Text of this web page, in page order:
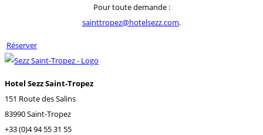
Pour toute demande :
sainttropez@hotelsezz.com.
Réserver
Hotel Sezz Saint-Tropez
151 Route des Salins
83990 Saint-Tropez
+33 (0)4 94 55 31 55